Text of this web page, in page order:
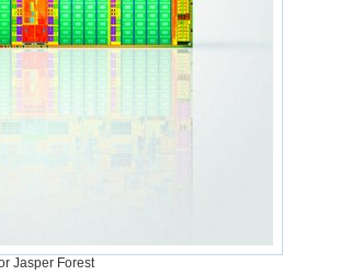
Jasper Forest